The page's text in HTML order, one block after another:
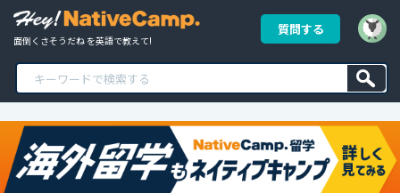
面倒くさそうだね を英語で教えて!
質問する